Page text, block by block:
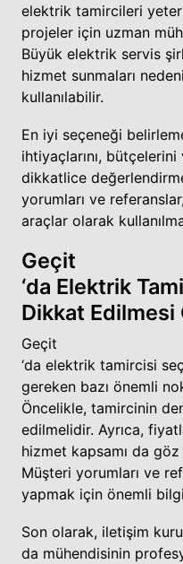
elektrik tamircileri
projeler için uzman
Büyük elektrik servis
hizmet sunmaları
kullanılabilir.
En iyi seçeneği
ihtiyaçlarını, bütçelerini
dikkatlice
yorumları ve
araçlar olarak
Geçit
‘da Elektrik
Dikkat Edilmesi
Geçit
‘da elektrik tamircisi
gereken bazı önemli
Öncelikle, tamircinin
edilmelidir. Ayrıca,
hizmet kapsamı da göz
Müşteri yorumları ve
yapmak için önemli
Son olarak, iletişim
da mühendisinin